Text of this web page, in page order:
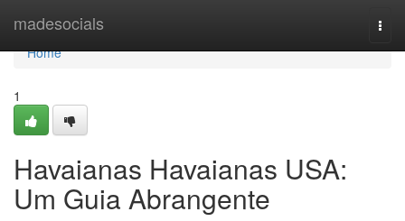
madesocials
Home
Home
1
Havaianas Havaianas USA:
Um Guia Abrangente